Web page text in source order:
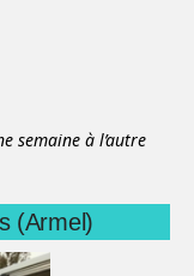
semaine à l’autre
(Armel)